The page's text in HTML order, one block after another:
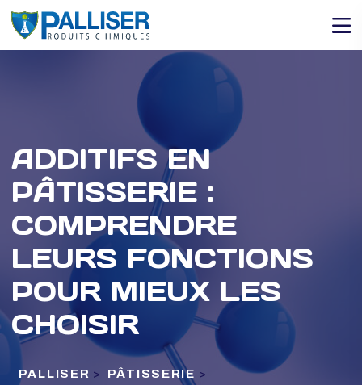
ADDITIFS EN
PÂTISSERIE :
COMPRENDRE
LEURS FONCTIONS
POUR MIEUX LES
CHOISIR